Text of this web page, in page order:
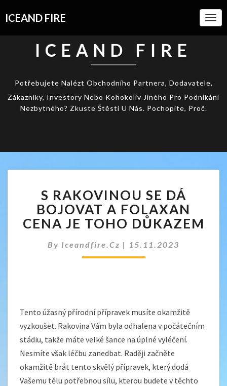
ICEAND FIRE
ICEAND FIRE
Potřebujete Nalézt Obchodního Partnera, Dodavatele,
Zákazníky, Investory Nebo Kohokoliv Jiného Pro Podnikání
Nezbytného? Zkuste Štěstí U Nás. Pochopíte, Proč.
RAKOVINOU
SE
DÁ
BOJOVAT
FOLAXAN
CENA
S RAKOVINOU SE DÁ
BOJOVAT A FOLAXAN
CENA JE TOHO DŮKAZEM
By Iceandfire.cz | 15.11.2023
Tento úžasný přírodní přípravek musíte okamžitě
vyzkoušet. Rakovina Vám byla odhalena v počátečním
stádiu, takže máte velké šance na úplné vyléčení.
Nesmíte však léčbu zanedbat. Raději začněte
okamžitě brát tento skvělý přípravek, který dodá
Vašemu tělu potřebnou sílu, kterou budete v těchto